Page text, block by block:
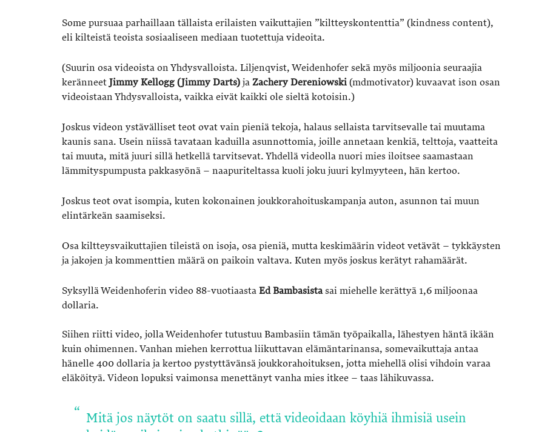
Some pursuaa parhaillaan tällaista erilaisten vaikuttajien ”kiltteyskontenttia” (kindness content),
eli kilteistä teoista sosiaaliseen mediaan tuotettuja videoita.
(Suurin osa videoista on Yhdysvalloista. Liljenqvist, Weidenhofer sekä myös miljoonia seuraajia
keränneetJimmy Kellogg (Jimmy Darts) ja Zachery Dereniowski (mdmotivator) kuvaavat ison osan
videoistaan Yhdysvalloista, vaikka eivät kaikki ole sieltä kotoisin.)
Joskus videon ystävälliset teot ovat vain pieniä tekoja, halaus sellaista tarvitsevalle tai muutama
kaunis sana. Usein niissä tavataan kaduilla asunnottomia, joille annetaan kenkiä, telttoja, vaatteita
tai muuta, mitä juuri sillä hetkellä tarvitsevat. Yhdellä videolla nuori mies iloitsee saamastaan
lämmityspumpusta pakkasyönä – naapuriteltassa kuoli joku juuri kylmyyteen, hän kertoo.
Joskus teot ovat isompia, kuten kokonainen joukkorahoituskampanja auton, asunnon tai muun
elintärkeän saamiseksi.
Osa kiltteysvaikuttajien tileistä on isoja, osa pieniä, mutta keskimäärin videot vetävät – tykkäysten
ja jakojen ja kommenttien määrä on paikoin valtava. Kuten myös joskus kerätyt rahamäärät.
Syksyllä Weidenhoferin video 88-vuotiaasta Ed Bambasistasai miehelle kerättyä 1,6 miljoonaa
dollaria.
Siihen riitti video, jolla Weidenhofer tutustuu Bambasiin tämän työpaikalla, lähestyen häntä ikään
kuin ohimennen. Vanhan miehen kerrottua liikuttavan elämäntarinansa, somevaikuttaja antaa
hänelle 400 dollaria ja kertoo pystyttävänsä joukkorahoituksen, jotta miehellä olisi vihdoin varaa
eläköityä. Videon lopuksi vaimonsa menettänyt vanha mies itkee – taas lähikuvassa.
Mitä jos näytöt on saatu sillä, että videoidaan köyhiä ihmisiä usein